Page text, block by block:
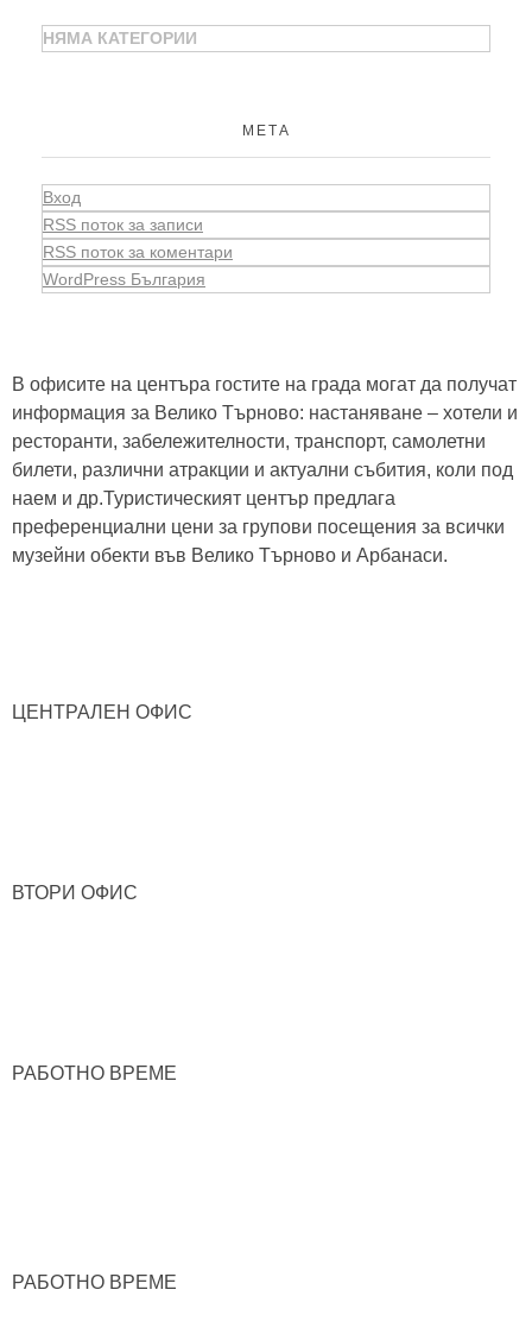
НЯМА КАТЕГОРИИ
МЕТА
Вход
RSS поток за записи
RSS поток за коментари
WordPress България
В офисите на центъра гостите на града могат да получат
информация за Велико Търново: настаняване – хотели и
ресторанти, забележителности, транспорт, самолетни
билети, различни атракции и актуални събития, коли под
наем и др.Туристическият център предлага
преференциални цени за групови посещения за всички
музейни обекти във Велико Търново и Арбанаси.
ЦЕНТРАЛЕН ОФИС
ВТОРИ ОФИС
РАБОТНО ВРЕМЕ
РАБОТНО ВРЕМЕ